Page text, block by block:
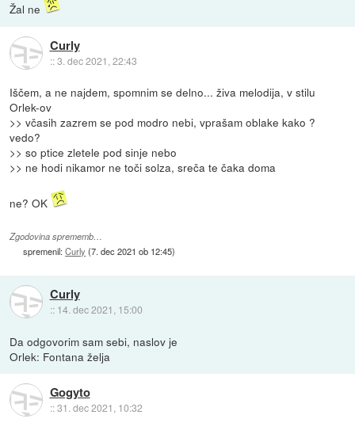
Žal ne
Curly
::3. dec 2021, 22:43
Iščem, a ne najdem, spomnim se delno... živa melodija, v stilu
Orlek-ov
>> včasih zazrem se pod modro nebi, vprašam oblake kako ?
vedo?
>> so ptice zletele pod sinje nebo
>> ne hodi nikamor ne toči solza, sreča te čaka doma
ne? OK
Zgodovina sprememb…
spremenil:Curly (7. dec 2021 ob 12:45)
Curly
:: 14. dec 2021, 15:00
Da odgovorim sam sebi, naslov je
Orlek: Fontana želja
Gogyto
::31. dec 2021, 10:32